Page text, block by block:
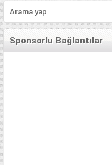
Sponsorlu Bağlantılar